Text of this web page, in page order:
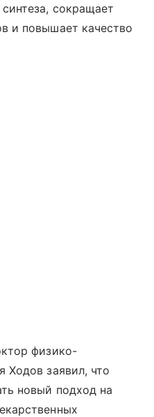
сокращает
и повышает качество
физико-
Ходов заявил, что
новый подход на